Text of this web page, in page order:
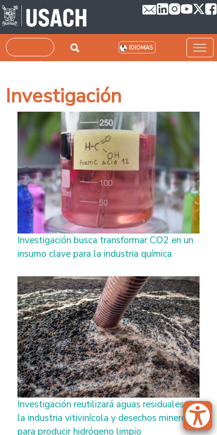
Pasar al contenido principal
Buscar IDIOMAS
Investigación
Investigación busca transformar CO2 en un
insumo clave para la industria química
Investigación reutilizará aguas residuales de
la industria vitivinícola y desechos mineros
para producir hidrógeno limpio